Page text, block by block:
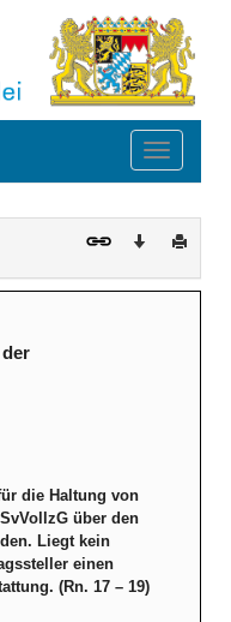
Toggle
Download
die Haltung von
über den
Liegt kein
einen
(Rn. 17 – 19)